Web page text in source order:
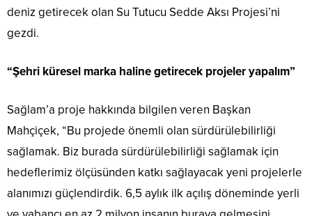
deniz getirecek olan Su Tutucu Sedde Aksı Projesi’ni
gezdi.
“Şehri küresel marka haline getirecek projeler yapalım”
Sağlam’a proje hakkında bilgilen veren Başkan
Mahçiçek, “Bu projede önemli olan sürdürülebilirliği
sağlamak. Biz burada sürdürülebilirliği sağlamak için
hedeflerimiz ölçüsünden katkı sağlayacak yeni projelerle
alanımızı güçlendirdik. 6,5 aylık ilk açılış döneminde yerli